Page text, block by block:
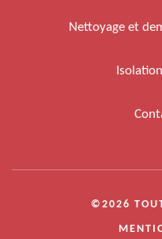
Nettoyage et
©2026